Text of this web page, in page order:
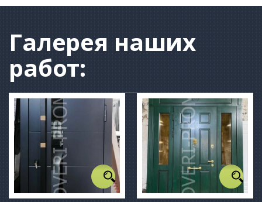
Галерея наших
работ: